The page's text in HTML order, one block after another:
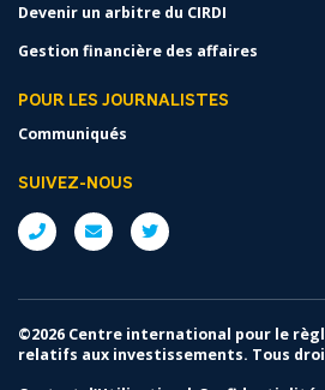
Devenir un arbitre du CIRDI
Gestion financière des affaires
POUR LES JOURNALISTES
Communiqués
SUIVEZ-NOUS
©2026 Centre international pour le
relatifs aux investissements. Tous